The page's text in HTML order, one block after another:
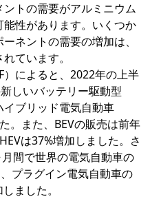
トの需要がアルミニウム
性があります。いくつか
ネントの需要の増加は、
ています。
によると、2022年の上半
しいバッテリー駆動型
イブリッド電気自動車
。また、BEVの販売は前年
は37%増加しました。さ
間で世界の電気自動車の
プラグイン電気自動車の
ました。